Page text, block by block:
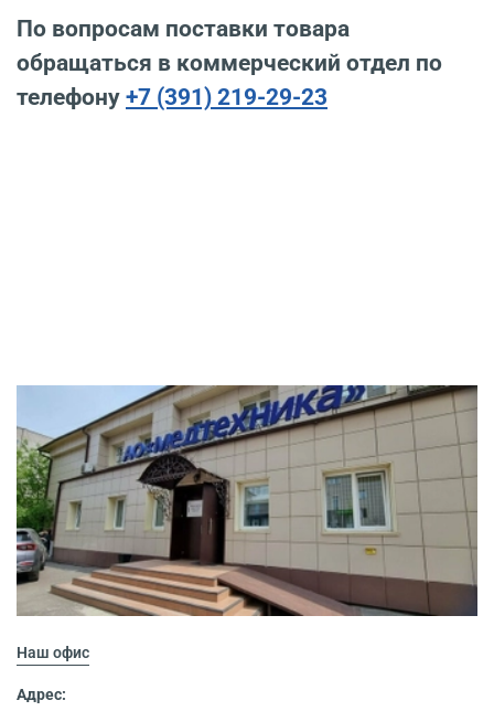
По вопросам поставки товара
обращаться в коммерческий отдел по
телефону +7 (391) 219-29-23
Наш офис
Адрес: